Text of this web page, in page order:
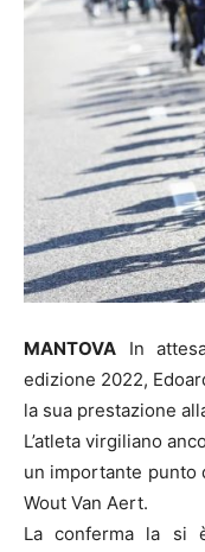
MANTOVA In
edizione 2022,
la sua prestazione
L’atleta virgiliano
un importante punto
Wout Van Aert.
La conferma la si